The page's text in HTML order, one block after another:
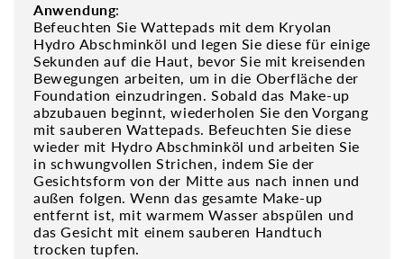
Anwendung:
Befeuchten Sie Wattepads mit dem Kryolan
Hydro Abschminköl und legen Sie diese für einige
Sekunden auf die Haut, bevor Sie mit kreisenden
Bewegungen arbeiten, um in die Oberfläche der
Foundation einzudringen. Sobald das Make-up
abzubauen beginnt, wiederholen Sie den Vorgang
mit sauberen Wattepads. Befeuchten Sie diese
wieder mit Hydro Abschminköl und arbeiten Sie
in schwungvollen Strichen, indem Sie der
Gesichtsform von der Mitte aus nach innen und
außen folgen. Wenn das gesamte Make-up
entfernt ist, mit warmem Wasser abspülen und
das Gesicht mit einem sauberen Handtuch
trocken tupfen.